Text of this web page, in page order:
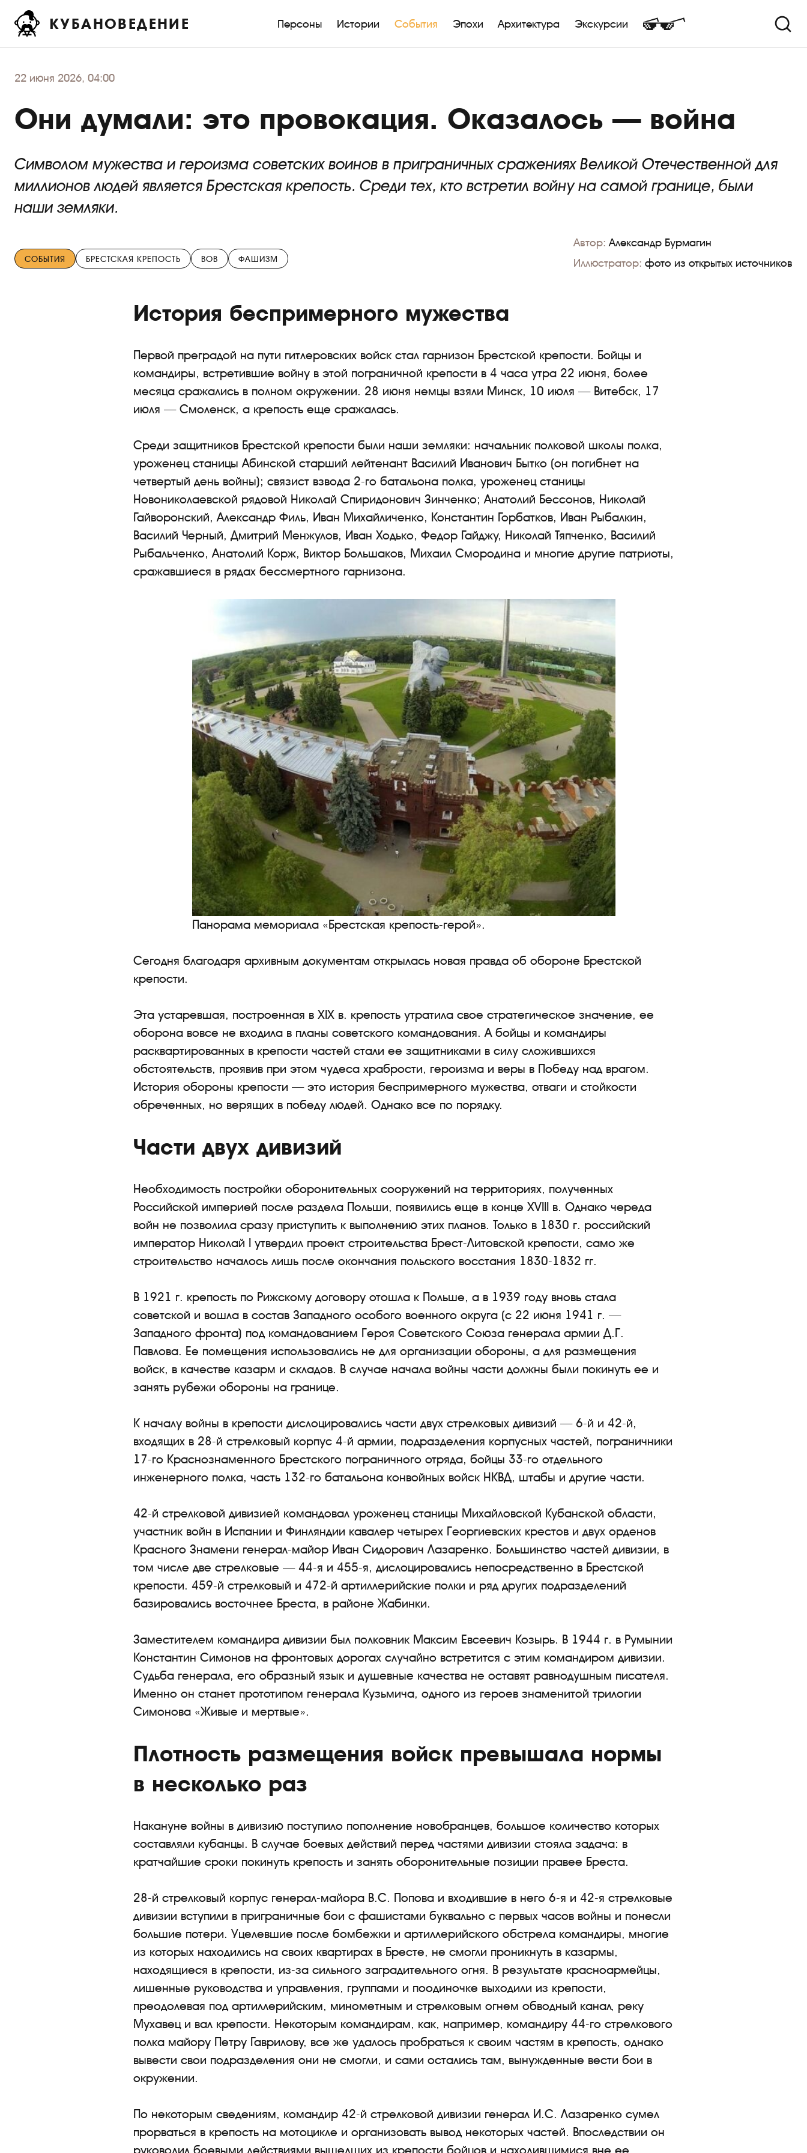
КУБАНОВЕДЕНИЕ Персоны Истории События Эпохи Архитектура Экскурсии
22 июня 2026, 04:00
Они думали: это провокация. Оказалось — война
Символом мужества и героизма советских воинов в приграничных сражениях Великой Отечественной для
миллионов людей является Брестская крепость. Среди тех, кто встретил войну на самой границе, были
наши земляки.
СОБЫТИЯ БРЕСТСКАЯ КРЕПОСТЬ ВОВ ФАШИЗМ
Автор: Александр Бурмагин
Иллюстратор: фото из открытых источников
История беспримерного мужества
Первой преградой на пути гитлеровских войск стал гарнизон Брестской крепости. Бойцы и
командиры, встретившие войну в этой пограничной крепости в 4 часа утра 22 июня, более
месяца сражались в полном окружении. 28 июня немцы взяли Минск, 10 июля — Витебск, 17
июля — Смоленск, а крепость еще сражалась.
Среди защитников Брестской крепости были наши земляки: начальник полковой школы полка,
уроженец станицы Абинской старший лейтенант Василий Иванович Бытко (он погибнет на
четвертый день войны); связист взвода 2-го батальона полка, уроженец станицы
Новониколаевской рядовой Николай Спиридонович Зинченко; Анатолий Бессонов, Николай
Гайворонский, Александр Филь, Иван Михайличенко, Константин Горбатков, Иван Рыбалкин,
Василий Черный, Дмитрий Менжулов, Иван Ходько, Федор Гайджу, Николай Тяпченко, Василий
Рыбальченко, Анатолий Корж, Виктор Большаков, Михаил Смородина и многие другие патриоты,
сражавшиеся в рядах бессмертного гарнизона.
Панорама мемориала «Брестская крепость-герой».
Сегодня благодаря архивным документам открылась новая правда об обороне Брестской
крепости.
Эта устаревшая, построенная в XIX в. крепость утратила свое стратегическое значение, ее
оборона вовсе не входила в планы советского командования. А бойцы и командиры
расквартированных в крепости частей стали ее защитниками в силу сложившихся
обстоятельств, проявив при этом чудеса храбрости, героизма и веры в Победу над врагом.
История обороны крепости — это история беспримерного мужества, отваги и стойкости
обреченных, но верящих в победу людей. Однако все по порядку.
Части двух дивизий
Необходимость постройки оборонительных сооружений на территориях, полученных
Российской империей после раздела Польши, появились еще в конце XVIII в. Однако череда
войн не позволила сразу приступить к выполнению этих планов. Только в 1830 г. российский
император Николай I утвердил проект строительства Брест-Литовской крепости, само же
строительство началось лишь после окончания польского восстания 1830-1832 гг.
В 1921 г. крепость по Рижскому договору отошла к Польше, а в 1939 году вновь стала
советской и вошла в состав Западного особого военного округа (с 22 июня 1941 г. —
Западного фронта) под командованием Героя Советского Союза генерала армии Д.Г.
Павлова. Ее помещения использовались не для организации обороны, а для размещения
войск, в качестве казарм и складов. В случае начала войны части должны были покинуть ее и
занять рубежи обороны на границе.
К началу войны в крепости дислоцировались части двух стрелковых дивизий — 6-й и 42-й,
входящих в 28-й стрелковый корпус 4-й армии, подразделения корпусных частей, пограничники
17-го Краснознаменного Брестского пограничного отряда, бойцы 33-го отдельного
инженерного полка, часть 132-го батальона конвойных войск НКВД, штабы и другие части.
42-й стрелковой дивизией командовал уроженец станицы Михайловской Кубанской области,
участник войн в Испании и Финляндии кавалер четырех Георгиевских крестов и двух орденов
Красного Знамени генерал-майор Иван Сидорович Лазаренко. Большинство частей дивизии, в
том числе две стрелковые — 44-я и 455-я, дислоцировались непосредственно в Брестской
крепости. 459-й стрелковый и 472-й артиллерийские полки и ряд других подразделений
базировались восточнее Бреста, в районе Жабинки.
Заместителем командира дивизии был полковник Максим Евсеевич Козырь. В 1944 г. в Румынии
Константин Симонов на фронтовых дорогах случайно встретится с этим командиром дивизии.
Судьба генерала, его образный язык и душевные качества не оставят равнодушным писателя.
Именно он станет прототипом генерала Кузьмича, одного из героев знаменитой трилогии
Симонова «Живые и мертвые».
Плотность размещения войск превышала нормы
в несколько раз
Накануне войны в дивизию поступило пополнение новобранцев, большое количество которых
составляли кубанцы. В случае боевых действий перед частями дивизии стояла задача: в
кратчайшие сроки покинуть крепость и занять оборонительные позиции правее Бреста.
28-й стрелковый корпус генерал-майора В.С. Попова и входившие в него 6-я и 42-я стрелковые
дивизии вступили в приграничные бои с фашистами буквально с первых часов войны и понесли
большие потери. Уцелевшие после бомбежки и артиллерийского обстрела командиры, многие
из которых находились на своих квартирах в Бресте, не смогли проникнуть в казармы,
находящиеся в крепости, из-за сильного заградительного огня. В результате красноармейцы,
лишенные руководства и управления, группами и поодиночке выходили из крепости,
преодолевая под артиллерийским, минометным и стрелковым огнем обводный канал, реку
Мухавец и вал крепости. Некоторым командирам, как, например, командиру 44-го стрелкового
полка майору Петру Гаврилову, все же удалось пробраться к своим частям в крепость, однако
вывести свои подразделения они не смогли, и сами остались там, вынужденные вести бои в
окружении.
По некоторым сведениям, командир 42-й стрелковой дивизии генерал И.С. Лазаренко сумел
прорваться в крепость на мотоцикле и организовать вывод некоторых частей. Впоследствии он